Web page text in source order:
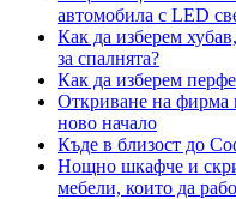
автомобила с LED
Как да изберем
за спалнята?
Как да изберем
Откриване на фирма
ново начало
Къде в близост до
Нощно шкафче и
мебели, които да